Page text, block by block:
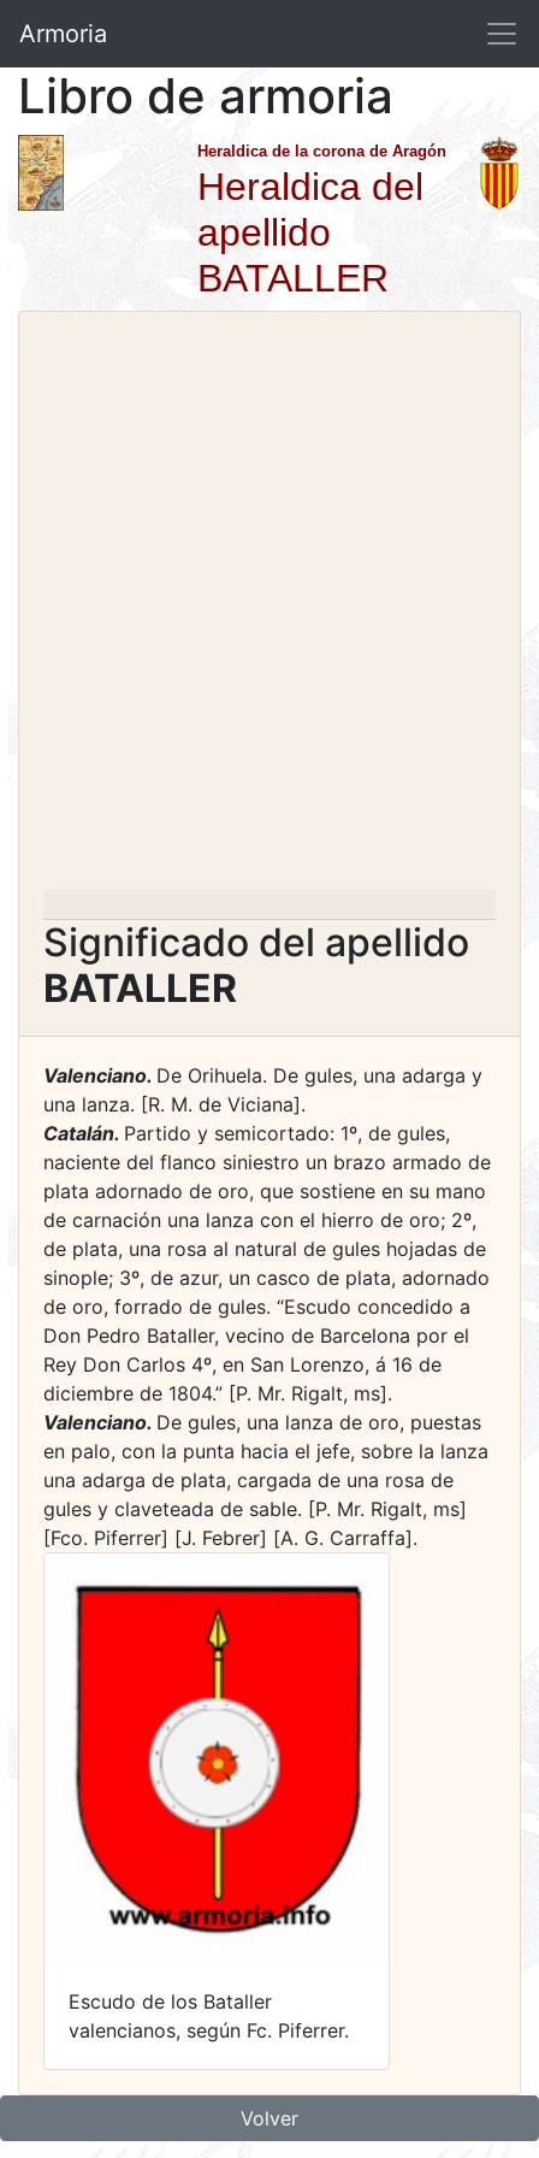
Armoria
Libro de armoria
Heraldica de la corona de Aragón
Heraldica del
apellido
BATALLER
Significado del apellido
BATALLER
Valenciano. De Orihuela. De gules, una adarga y
una lanza. [R. M. de Viciana].
Catalán. Partido y semicortado: 1º, de gules,
naciente del flanco siniestro un brazo armado de
plata adornado de oro, que sostiene en su mano
de carnación una lanza con el hierro de oro; 2º,
de plata, una rosa al natural de gules hojadas de
sinople; 3º, de azur, un casco de plata, adornado
de oro, forrado de gules. “Escudo concedido a
Don Pedro Bataller, vecino de Barcelona por el
Rey Don Carlos 4º, en San Lorenzo, á 16 de
diciembre de 1804.” [P. Mr. Rigalt, ms].
Valenciano. De gules, una lanza de oro, puestas
en palo, con la punta hacia el jefe, sobre la lanza
una adarga de plata, cargada de una rosa de
gules y claveteada de sable. [P. Mr. Rigalt, ms]
[Fco. Piferrer] [J. Febrer] [A. G. Carraffa].
Escudo de los Bataller
valencianos, según Fc. Piferrer.
Volver